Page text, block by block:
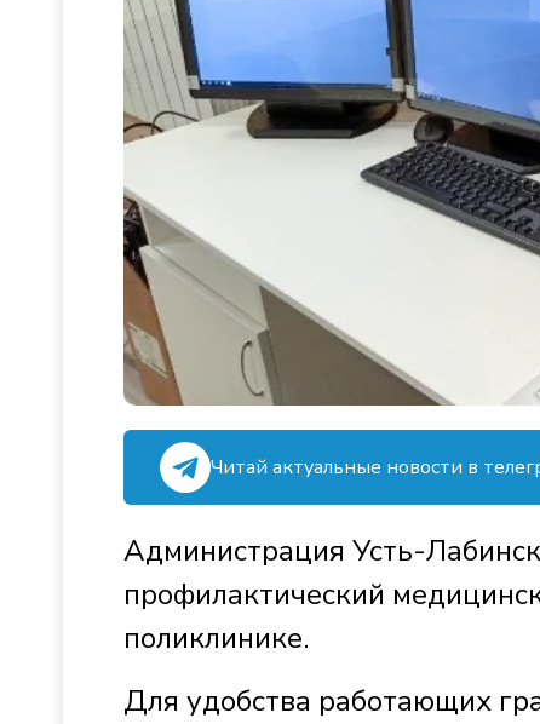
Читай актуальные новости в
Администрация Усть-
профилактический
поликлинике.
Для удобства работающих